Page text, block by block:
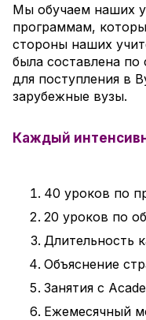
Мы обучаем наших
программам,
стороны наших
была составлена
для поступления в
зарубежные вузы.
Каждый
40 уроков по
20 уроков по
Длительность
Объяснение
Занятия с
Ежемесячный